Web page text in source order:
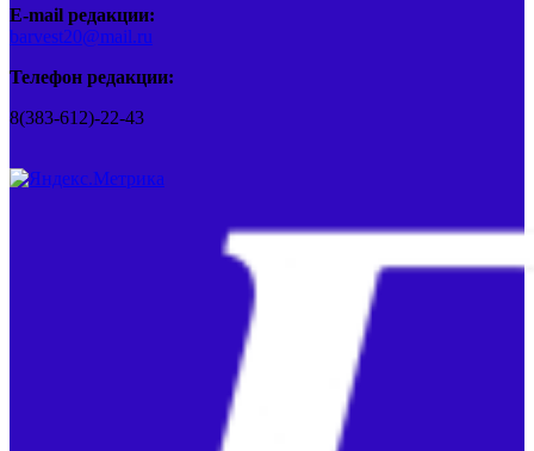
E-mail редакции:
barvest20@mail.ru
Телефон редакции:
8(383-612)-22-43